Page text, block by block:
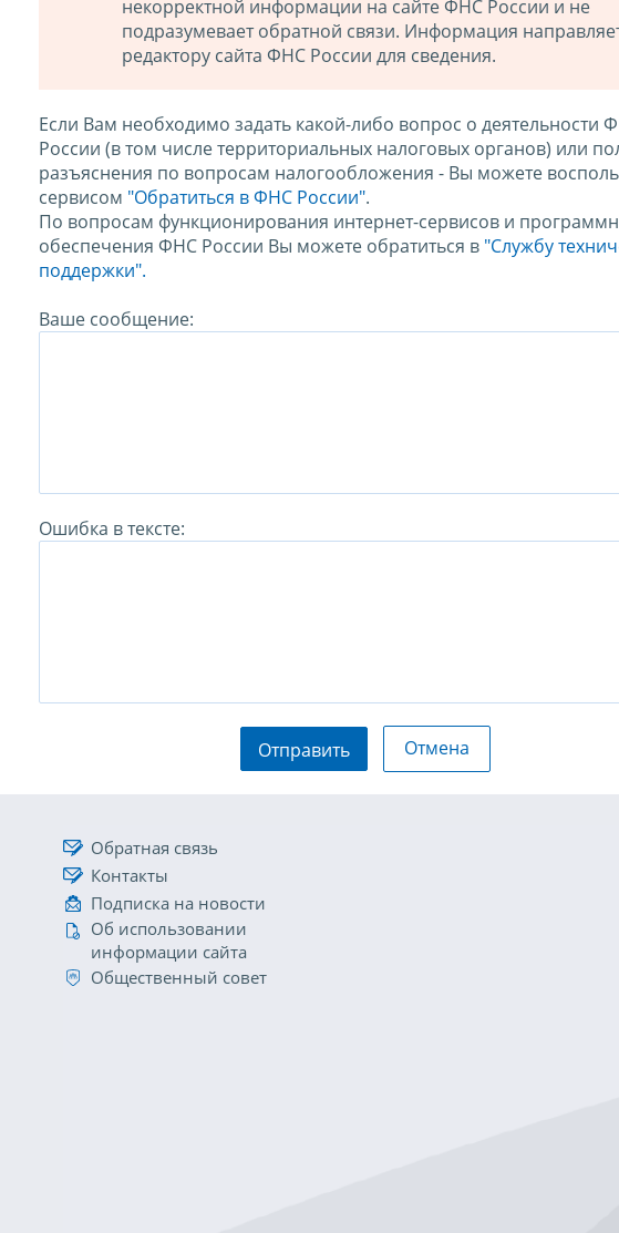
некорректной информации на сайте ФНС России и не
подразумевает обратной связи. Информация
редактору сайта ФНС России для сведения.
Если Вам необходимо задать какой-либо вопрос о деятельности
России (в том числе территориальных налоговых органов) или
разъяснения по вопросам налогообложения - Вы можете
сервисом "Обратиться в ФНС России".
По вопросам функционирования интернет-сервисов и
обеспечения ФНС России Вы можете обратиться в "Службу
поддержки".
Ваше сообщение:
Ошибка в тексте:
Отправить Отмена
Обратная связь
Контакты
Подписка на новости
Об использовании
информации сайта
Общественный совет